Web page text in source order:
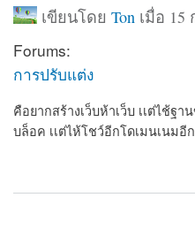
เขียนโดย Ton เมื่อ 15
Forums:
การปรับแต่ง
คือยากสร้างเว็บห้าเว็บ เเต่ไช้ฐ
บล็อค เเต่ไห้โชว์อีกโดเมนเนม
about กำหนดโชว์บล็อค อีก